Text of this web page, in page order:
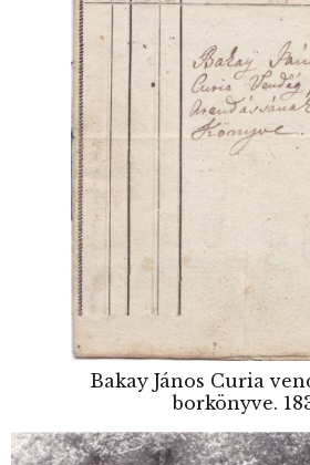
Bakay János Curia
borkönyve.